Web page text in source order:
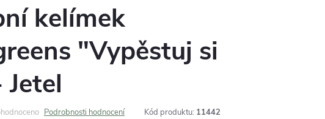
kelímek
"Vypěstuj si
Podrobnosti hodnocení Kód produktu: 11442